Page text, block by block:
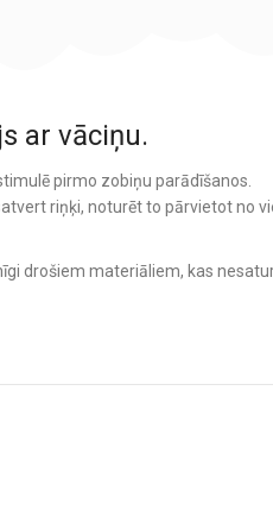
ar vāciņu.
pirmo zobiņu parādīšanos.
riņķi, noturēt to pārvietot no
drošiem materiāliem, kas